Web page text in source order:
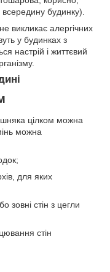
будинку).
викликає алергічних
у будинках з
настрій і життєвий
цілком можна
можна
для яких
зовні стін з цегли
стін